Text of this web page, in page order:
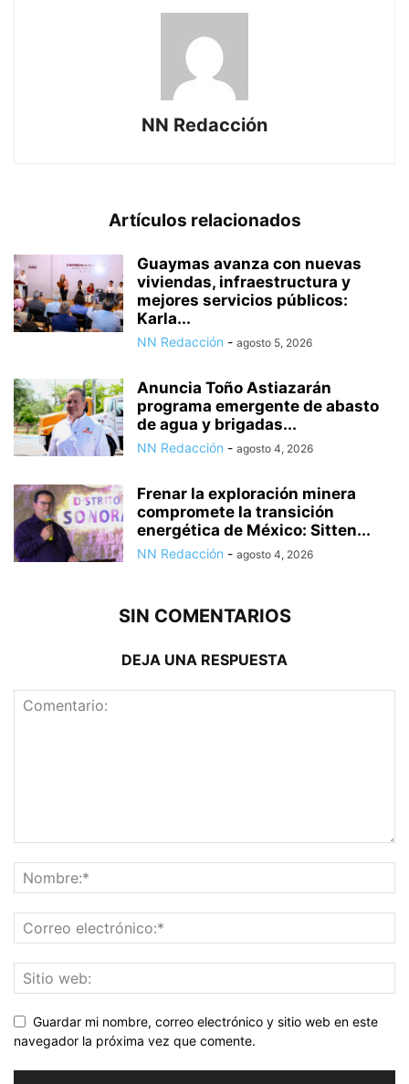
NN Redacción
Artículos relacionados
Guaymas avanza con nuevas
viviendas, infraestructura y
mejores servicios públicos:
Karla...
NN Redacción - agosto 5, 2026
Anuncia Toño Astiazarán
programa emergente de abasto
de agua y brigadas...
NN Redacción - agosto 4, 2026
Frenar la exploración minera
compromete la transición
energética de México: Sitten...
NN Redacción - agosto 4, 2026
SIN COMENTARIOS
DEJA UNA RESPUESTA
Guardar mi nombre, correo electrónico y sitio web en este
navegador la próxima vez que comente.